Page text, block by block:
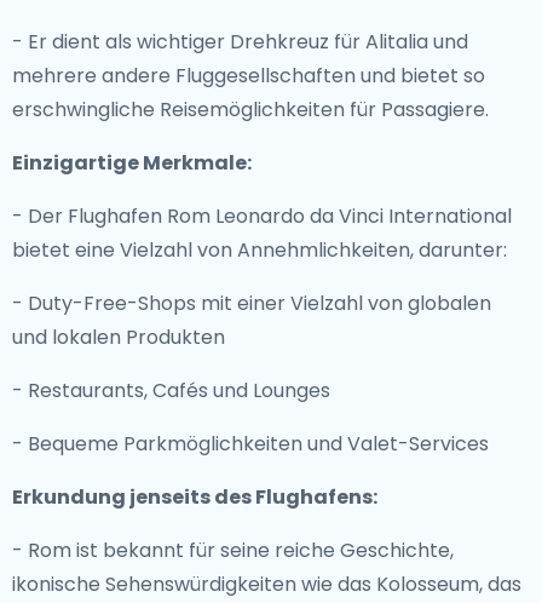
- Er dient als wichtiger Drehkreuz für Alitalia und
mehrere andere Fluggesellschaften und bietet so
erschwingliche Reisemöglichkeiten für Passagiere.
Einzigartige Merkmale:
- Der Flughafen Rom Leonardo da Vinci International
bietet eine Vielzahl von Annehmlichkeiten, darunter:
- Duty-Free-Shops mit einer Vielzahl von globalen
und lokalen Produkten
- Restaurants, Cafés und Lounges
- Bequeme Parkmöglichkeiten und Valet-Services
Erkundung jenseits des Flughafens:
- Rom ist bekannt für seine reiche Geschichte,
ikonische Sehenswürdigkeiten wie das Kolosseum, das